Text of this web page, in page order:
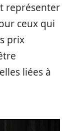
représenter
ceux qui
prix
liées à